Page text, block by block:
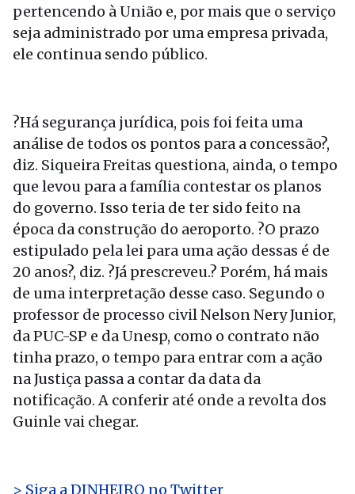
pertencendo à União e, por mais que o serviço
seja administrado por uma empresa privada,
ele continua sendo público.
?Há segurança jurídica, pois foi feita uma
análise de todos os pontos para a concessão?,
diz. Siqueira Freitas questiona, ainda, o tempo
que levou para a família contestar os planos
do governo. Isso teria de ter sido feito na
época da construção do aeroporto. ?O prazo
estipulado pela lei para uma ação dessas é de
20 anos?, diz. ?Já prescreveu.? Porém, há mais
de uma interpretação desse caso. Segundo o
professor de processo civil Nelson Nery Junior,
da PUC-SP e da Unesp, como o contrato não
tinha prazo, o tempo para entrar com a ação
na Justiça passa a contar da data da
notificação. A conferir até onde a revolta dos
Guinle vai chegar.
> Siga a DINHEIRO no Twitter